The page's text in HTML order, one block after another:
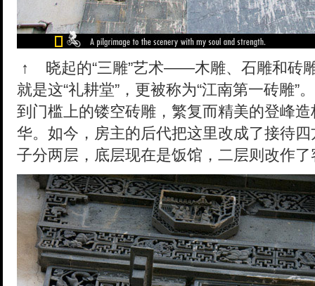
↑
晓起的“三雕”艺术——木雕、石雕和砖
就是这“礼耕堂”，更被称为“江南第一砖雕”
到门槛上的镂空砖雕，繁复而精美的登峰
华。如今，房主的后代把这里改成了接待
子分两层，底层现在是饭馆，二层则改作了